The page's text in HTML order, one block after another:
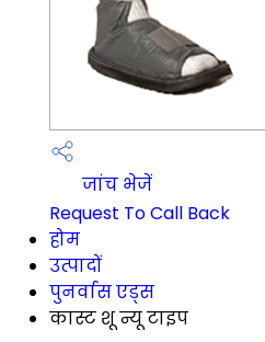
जांच भेजें
Request To Call Back
होम
उत्पादों
पुनर्वास एड्स
कास्ट शू न्यू टाइप